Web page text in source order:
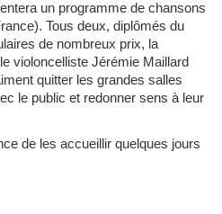
tera un programme de chansons
Tous deux, diplômés du
de nombreux prix, la
violoncelliste Jérémie Maillard
quitter les grandes salles
le public et redonner sens à leur
de les accueillir quelques jours